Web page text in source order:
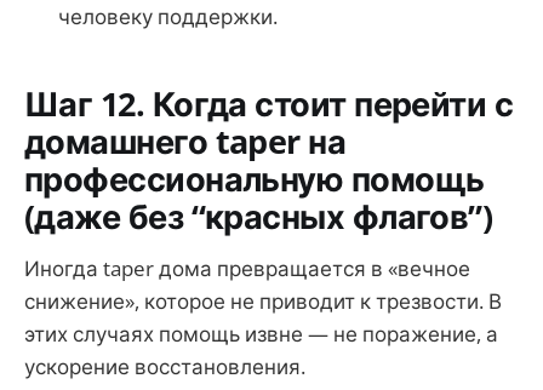
человеку поддержки.
Шаг 12. Когда стоит перейти с
домашнего taper на
профессиональную помощь
(даже без “красных флагов”)
Иногда taper дома превращается в «вечное
снижение», которое не приводит к трезвости. В
этих случаях помощь извне — не поражение, а
ускорение восстановления.